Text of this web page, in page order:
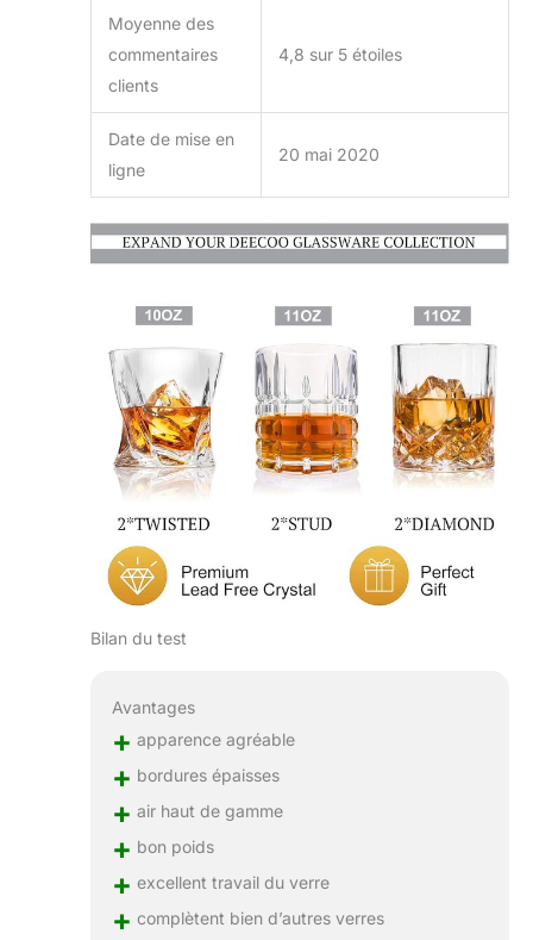
Moyenne des
commentaires
clients
4,8 sur 5 étoiles
Date de mise en
ligne
20 mai 2020
Bilan du test
Avantages
+ apparence agréable
+ bordures épaisses
+ air haut de gamme
+ bon poids
+ excellent travail du verre
+ complètent bien d’autres verres